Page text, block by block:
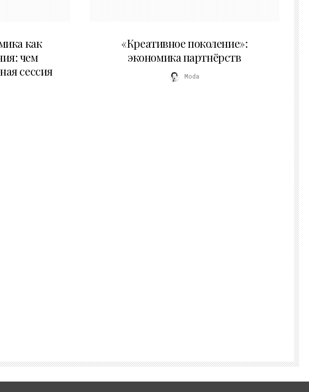
как
чем
сессия
«Креативное поколение»:
экономика партнёрств
Moda